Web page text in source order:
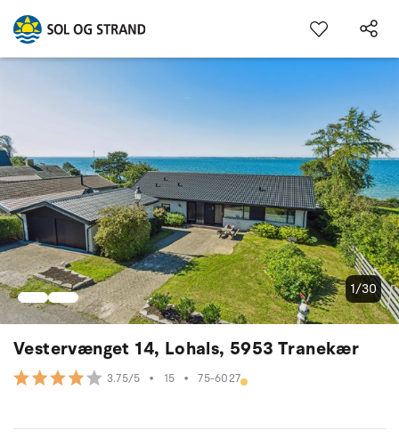
Vestervænget 14, Lohals, 5953 Tranekær
3.75/5 • 15 • 75-6027
1/30